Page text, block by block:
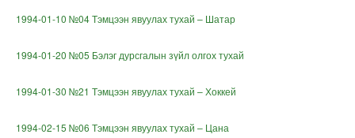
1994-01-10 №04 Тэмцээн явуулах тухай – Шатар
1994-01-20 №05 Бэлэг дурсгалын зүйл олгох тухай
1994-01-30 №21 Тэмцээн явуулах тухай – Хоккей
1994-02-15 №06 Тэмцээн явуулах тухай – Цана